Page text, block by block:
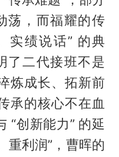
荡，而福耀的传
实绩说话” 的典
了二代接班不是
炼成长、拓新前
承的核心不在血
“创新能力” 的延
重利润”，曹晖的